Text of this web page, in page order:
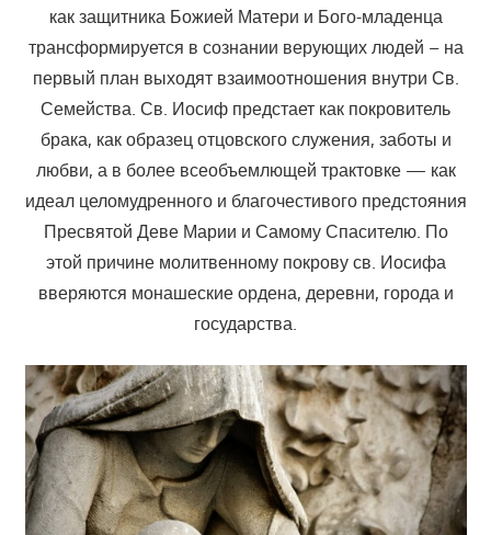
как защитника Божией Матери и Бого-младенца
трансформируется в сознании верующих людей – на
первый план выходят взаимоотношения внутри Св.
Семейства. Св. Иосиф предстает как покровитель
брака, как образец отцовского служения, заботы и
любви, а в более всеобъемлющей трактовке — как
идеал целомудренного и благочестивого предстояния
Пресвятой Деве Марии и Самому Спасителю. По
этой причине молитвенному покрову св. Иосифа
вверяются монашеские ордена, деревни, города и
государства.